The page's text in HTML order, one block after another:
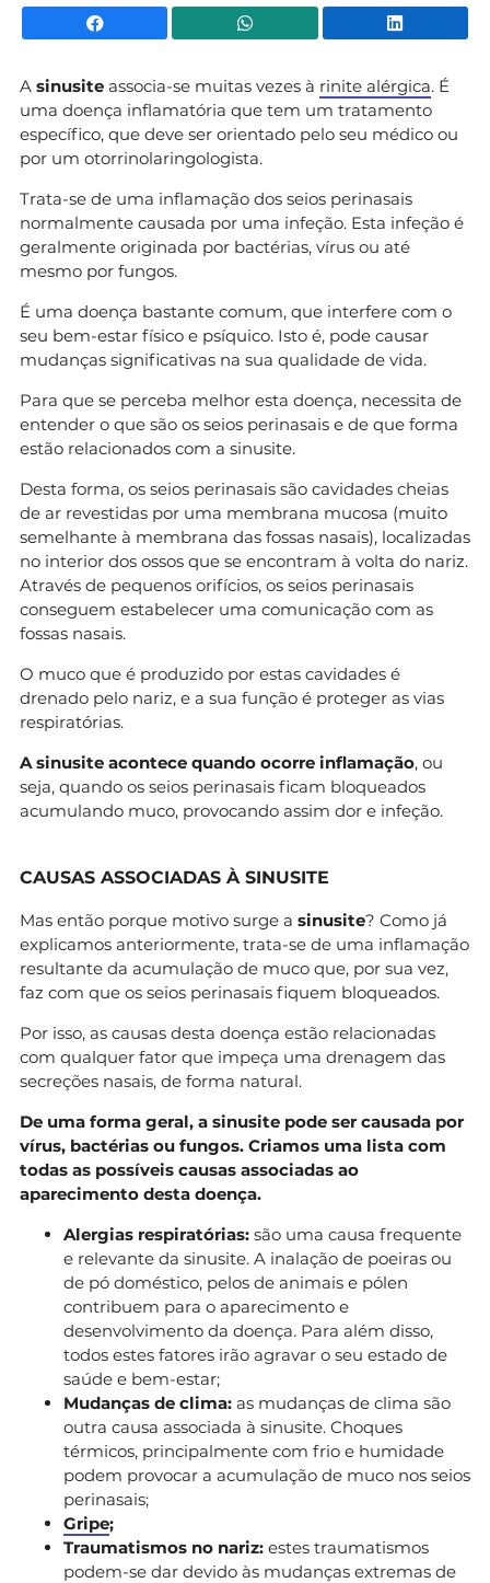
Facebook WhatsApp
A sinusite associa-se muitas vezes à rinite alérgica. É
uma doença inflamatória que tem um tratamento
específico, que deve ser orientado pelo seu médico ou
por um otorrinolaringologista.
Trata-se de uma inflamação dos seios perinasais
normalmente causada por uma infeção. Esta infeção é
geralmente originada por bactérias, vírus ou até
mesmo por fungos.
É uma doença bastante comum, que interfere com o
seu bem-estar físico e psíquico. Isto é, pode causar
mudanças significativas na sua qualidade de vida.
Para que se perceba melhor esta doença, necessita de
entender o que são os seios perinasais e de que forma
estão relacionados com a sinusite.
Desta forma, os seios perinasais são cavidades cheias
de ar revestidas por uma membrana mucosa (muito
semelhante à membrana das fossas nasais), localizadas
no interior dos ossos que se encontram à volta do nariz.
Através de pequenos orifícios, os seios perinasais
conseguem estabelecer uma comunicação com as
fossas nasais.
O muco que é produzido por estas cavidades é
drenado pelo nariz, e a sua função é proteger as vias
respiratórias.
A sinusite acontece quando ocorre inflamação, ou
seja, quando os seios perinasais ficam bloqueados
acumulando muco, provocando assim dor e infeção.
CAUSAS ASSOCIADAS À SINUSITE
Mas então porque motivo surge a sinusite? Como já
explicamos anteriormente, trata-se de uma inflamação
resultante da acumulação de muco que, por sua vez,
faz com que os seios perinasais fiquem bloqueados.
Por isso, as causas desta doença estão relacionadas
com qualquer fator que impeça uma drenagem das
secreções nasais, de forma natural.
De uma forma geral, a sinusite pode ser causada por
vírus, bactérias ou fungos. Criamos uma lista com
todas as possíveis causas associadas ao
aparecimento desta doença.
Alergias respiratórias: são uma causa frequente
e relevante da sinusite. A inalação de poeiras ou
de pó doméstico, pelos de animais e pólen
contribuem para o aparecimento e
desenvolvimento da doença. Para além disso,
todos estes fatores irão agravar o seu estado de
saúde e bem-estar;
Mudanças de clima: as mudanças de clima são
outra causa associada à sinusite. Choques
térmicos, principalmente com frio e humidade
podem provocar a acumulação de muco nos seios
perinasais;
Gripe;
Traumatismos no nariz: estes traumatismos
podem-se dar devido às mudanças extremas de